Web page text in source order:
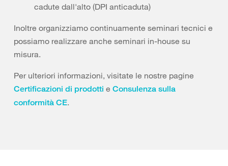
cadute dall'alto (DPI anticaduta)
Inoltre organizziamo continuamente seminari tecnici e
possiamo realizzare anche seminari in-house su
misura.
Per ulteriori informazioni, visitate le nostre pagine
Certificazioni di prodotti e Consulenza sulla
conformità CE.